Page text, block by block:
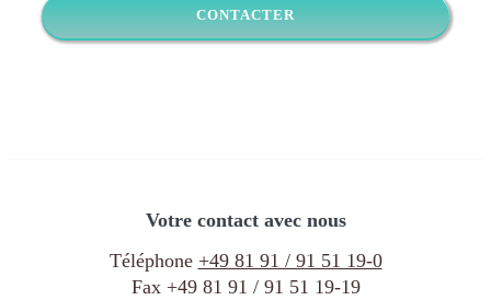
CONTACTER
Votre contact avec nous
Téléphone +49 81 91 / 91 51 19-0
Fax +49 81 91 / 91 51 19-19